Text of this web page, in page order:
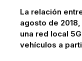
La relación
agosto de
una red local
vehículos a